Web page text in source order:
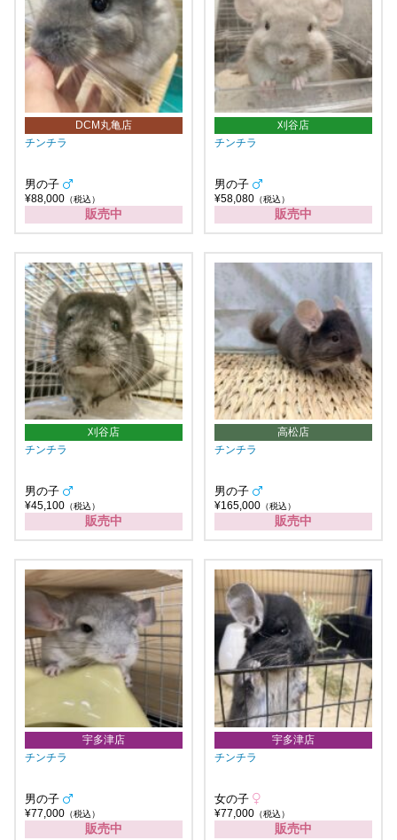
DCM丸亀店
チンチラ
男の子
¥88,000 （税込）
販売中
刈谷店
チンチラ
男の子
¥58,080 （税込）
販売中
刈谷店
チンチラ
男の子
¥45,100 （税込）
販売中
高松店
チンチラ
男の子
¥165,000 （税込）
販売中
宇多津店
チンチラ
男の子
¥77,000 （税込）
販売中
宇多津店
チンチラ
女の子
¥77,000 （税込）
販売中